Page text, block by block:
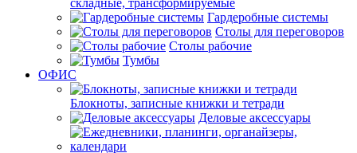
складные, трансформируемые
Гардеробные системы
Столы для переговоров
Столы рабочие
Тумбы
ОФИС
Блокноты, записные книжки и тетради
Деловые аксессуары